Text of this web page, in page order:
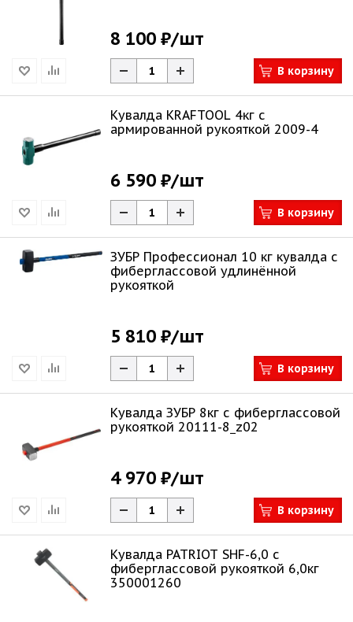
8 100 ₽/шт
В корзину
Кувалда KRAFTOOL 4кг c
армированной рукояткой 2009-4
6 590 ₽/шт
В корзину
ЗУБР Профессионал 10 кг кувалда с
фиберглассовой удлинённой
рукояткой
5 810 ₽/шт
В корзину
Кувалда ЗУБР 8кг c фиберглассовой
рукояткой 20111-8_z02
4 970 ₽/шт
В корзину
Кувалда PATRIOT SHF-6,0 с
фиберглассовой рукояткой 6,0кг
350001260